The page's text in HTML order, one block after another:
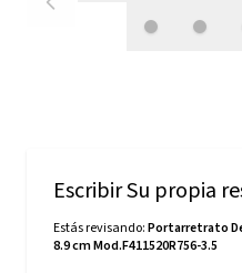
Escribir Su propia
Estás revisando:Portarretrato
8.9 cm Mod.F411520R756-3.5